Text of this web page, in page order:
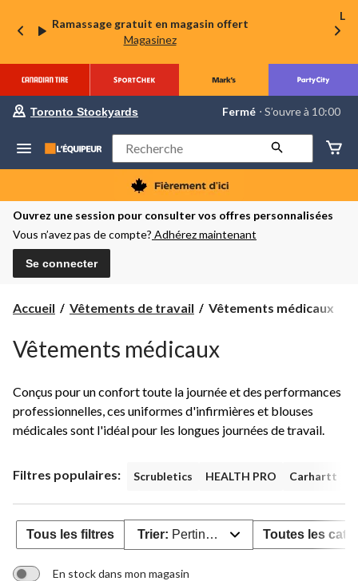
Ramassage gratuit en magasin offert
Magasinez
La
préféré
Toronto
Stockyards,
courament
Fermé,
S’ouvre
à
Toronto Stockyards Fermé ⋅ S’ouvre à 10:00
Rechercher
Ouvrez une session pour consulter vos offres personnalisées
Vous n’avez pas de compte? Adhérez maintenant
Se connecter
Accueil Vêtements de travail
Vêtements
Vêtements médicaux
Vêtements médicaux
Conçus pour un confort toute la journée et des performances
professionnelles, ces uniformes d'infirmières et blouses
médicales sont l'idéal pour les longues journées de travail.
Filtres populaires: Scrubletics HEALTH PRO Carhartt
Tous les filtres Trier: Pertinence Toutes les
En stock dans mon magasin